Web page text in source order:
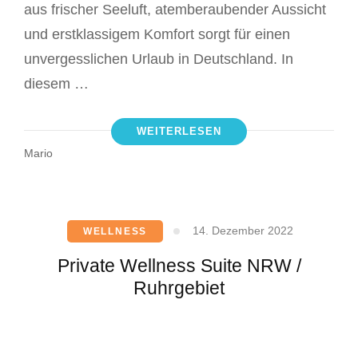
aus frischer Seeluft, atemberaubender Aussicht
und erstklassigem Komfort sorgt für einen
unvergesslichen Urlaub in Deutschland. In
diesem …
WEITERLESEN
Mario
WELLNESS 14. Dezember 2022
Private Wellness Suite NRW /
Ruhrgebiet